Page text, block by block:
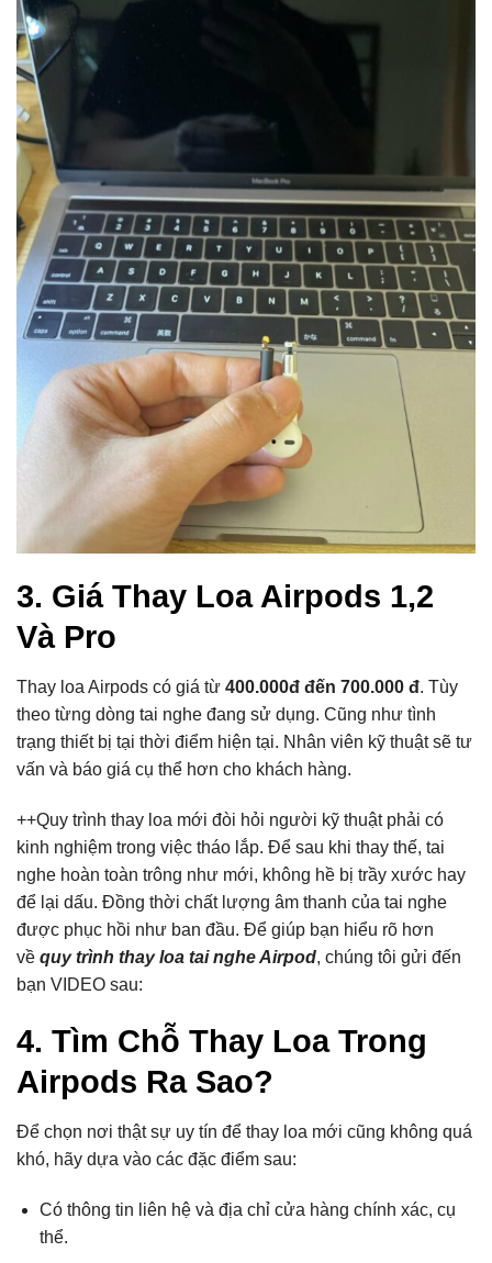
3. Giá Thay Loa Airpods 1,2
Và Pro
Thay loa Airpods có giá từ 400.000đ đến 700.000 đ. Tùy
theo từng dòng tai nghe đang sử dụng. Cũng như tình
trạng thiết bị tại thời điểm hiện tại. Nhân viên kỹ thuật sẽ tư
vấn và báo giá cụ thể hơn cho khách hàng.
++Quy trình thay loa mới đòi hỏi người kỹ thuật phải có
kinh nghiệm trong việc tháo lắp. Để sau khi thay thế, tai
nghe hoàn toàn trông như mới, không hề bị trầy xước hay
để lại dấu. Đồng thời chất lượng âm thanh của tai nghe
được phục hồi như ban đầu. Để giúp bạn hiểu rõ hơn
về quy trình thay loa tai nghe Airpod, chúng tôi gửi đến
bạn VIDEO sau:
4. Tìm Chỗ Thay Loa Trong
Airpods Ra Sao?
Để chọn nơi thật sự uy tín để thay loa mới cũng không quá
khó, hãy dựa vào các đặc điểm sau:
Có thông tin liên hệ và địa chỉ cửa hàng chính xác, cụ
thể.